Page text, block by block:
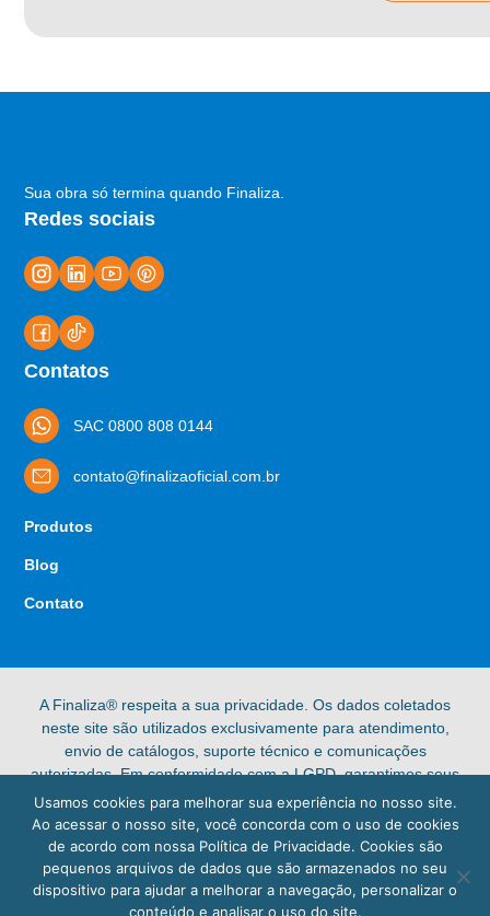
Sua obra só termina quando Finaliza.
Redes sociais
Contatos
SAC 0800 808 0144
contato@finalizaoficial.com.br
Produtos
Blog
Contato
A Finaliza® respeita a sua privacidade. Os dados coletados
neste site são utilizados exclusivamente para atendimento,
envio de catálogos, suporte técnico e comunicações
autorizadas. Em conformidade com a LGPD, garantimos seus
direitos de acesso, retificação e exclusão de dados pessoais.
Confira nossa [Política de Privacidade] completa para mais
informações.
© 2025 Finaliza®. Todos os direitos reservados.
Usamos cookies para melhorar sua experiência no nosso site.
Ao acessar o nosso site, você concorda com o uso de cookies
de acordo com nossa Política de Privacidade. Cookies são
pequenos arquivos de dados que são armazenados no seu
dispositivo para ajudar a melhorar a navegação, personalizar o
conteúdo e analisar o uso do site.